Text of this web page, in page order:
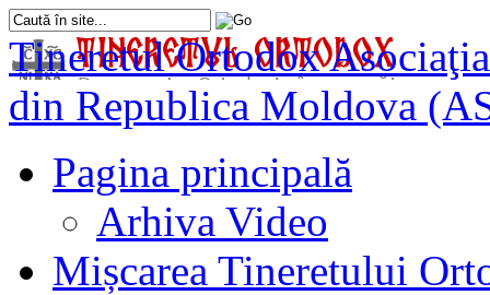
Tineretul Ortodox
din Republica Moldova
Pagina principală
Arhiva Video
Mișcarea Tineretului